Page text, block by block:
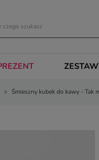
Śmieszny kubek do kawy - Tak